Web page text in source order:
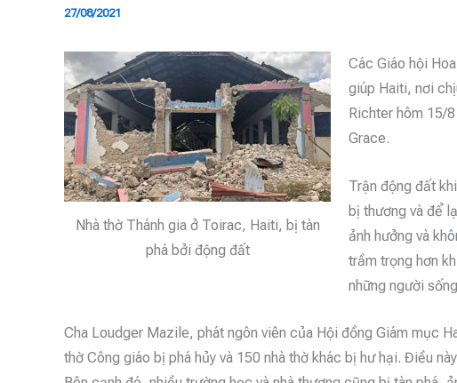
27/08/2021
Nhà thờ Thánh gia ở Toirac, Haiti, bị tàn
phá bởi động đất
Các Giáo hội
giúp Haiti, nơi
Richter hôm 15/
Grace.
Trận động đất
bị thương và để
ảnh hưởng và
trầm trọng hơn
những người
Cha Loudger Mazile, phát ngôn viên của Hội đồng Giám mục
thờ Công giáo bị phá hủy và 150 nhà thờ khác bị hư hại. Điều